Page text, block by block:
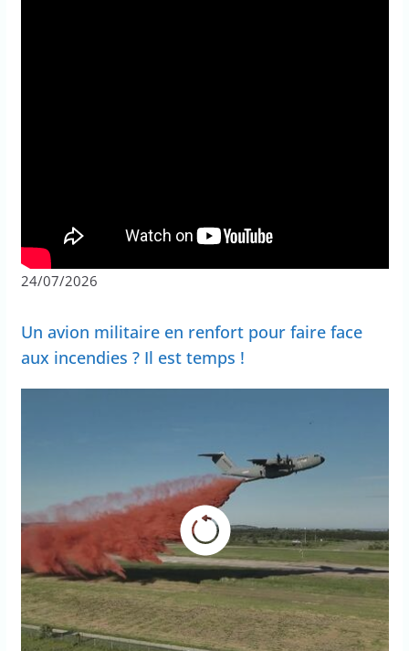
24/07/2026
Un avion militaire en renfort pour faire face
aux incendies ? Il est temps !